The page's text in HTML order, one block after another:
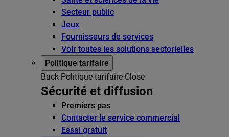
Secteur public
Jeux
Fournisseurs de services
Voir toutes les solutions sectorielles
Politique tarifaire
Back Politique tarifaire Close
Sécurité et diffusion
Premiers pas
Contacter le service commercial
Essai gratuit